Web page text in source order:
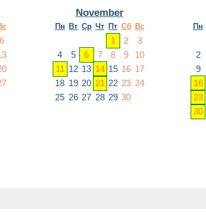
6
November
Пн Вт Ср Чт Пт Сб Вс
1 2
3
4
5 6 7 8 9
10
11 12 13 14 15 16 17
18 19 20 21 22 23 24
25 26 27 28 29 30
Пн
2
9
16
23
30